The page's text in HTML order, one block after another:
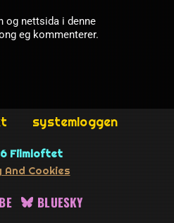
og nettsida i denne
eg kommenterer.
systemloggen
Filmloftet
And Cookies
BLUESKY